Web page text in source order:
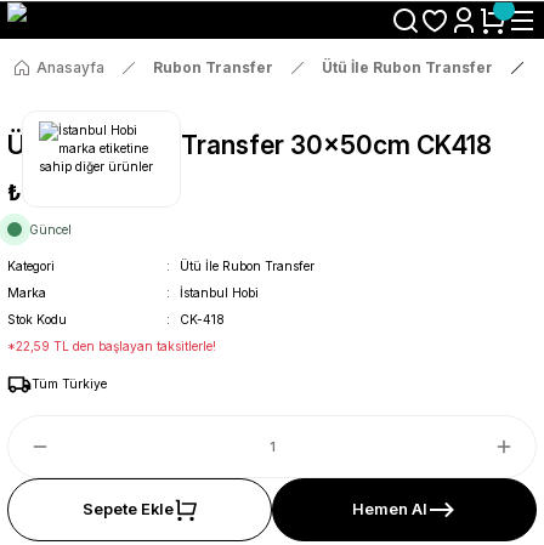
Size Özel "HG10" Koduyla Sepette Hemen %10 İndirimi Kaçırma
Anasayfa Rubon Transfer Ütü İle Rubon Transfer
Ütü İle Rub On Transfer 30x50cm CK418
₺119
Güncel
Kategori
Ütü İle Rubon Transfer
Marka
İstanbul Hobi
Stok Kodu
CK-418
*22,59 TL den başlayan taksitlerle!
Tüm Türkiye
Sepete Ekle Hemen Al